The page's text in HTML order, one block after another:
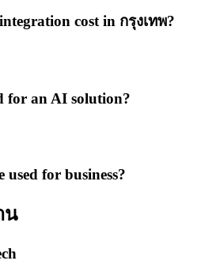
cost in กรุงเทพ?
for an AI solution?
for business?
น